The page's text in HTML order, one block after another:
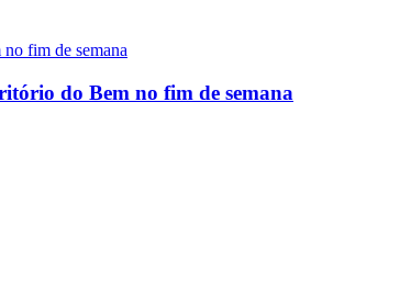
do Bem no fim de semana